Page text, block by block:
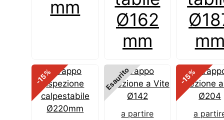
mm
Ø162
mm
-15
% Esaurito
a partire
-15
%
a